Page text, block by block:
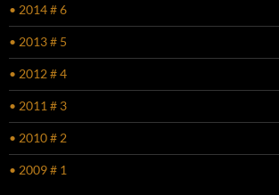
• 2014 # 6
• 2013 # 5
• 2012 # 4
• 2011 # 3
• 2010 # 2
• 2009 # 1